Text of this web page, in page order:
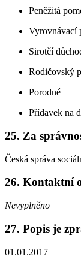
Peněžitá
Vyrovnávací
Sirotčí
Rodičovský
Porodné
Přídavek na
25. Za
Česká správa
26. Kontaktní
Nevyplněno
27. Popis je
01.01.2017